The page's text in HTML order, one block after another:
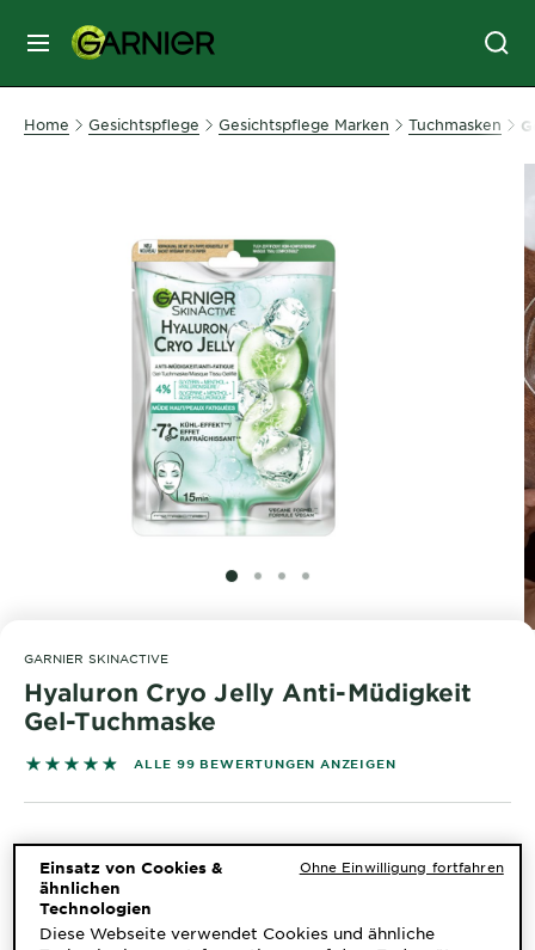
MENU
GESICHTSPFLEGE
HAARFARBE
SONNENSCHUTZ
KÖRPERPFLEGE
SERVICES
Unsere
Inhaltsstoffe
Neu!
Gisele
Bündchen
zur
Nachhaltigkeit
Cruelty Free
International
Home Gesichtspflege Gesichtspflege Marken Tuchmasken
SLIDE 1
SLIDE 2
SLIDE 3
SLIDE 4
GARNIER SKINACTIVE
Hyaluron Cryo Jelly Anti-Müdigkeit
Gel-Tuchmaske
4.798 out of 5 stars based on reviews
ALLE 99 BEWERTUNGEN ANZEIGEN
Die SkinActive Hyaluron Cryo Jelly Anti-Müdigkeit
Gel-Tuchmaske von Garnier ist eine vegane Formel mit
Einsatz von Cookies &
ähnlichen
Technologien
Diese Webseite verwendet Cookies und ähnliche
Ohne Einwilligung fortfahren